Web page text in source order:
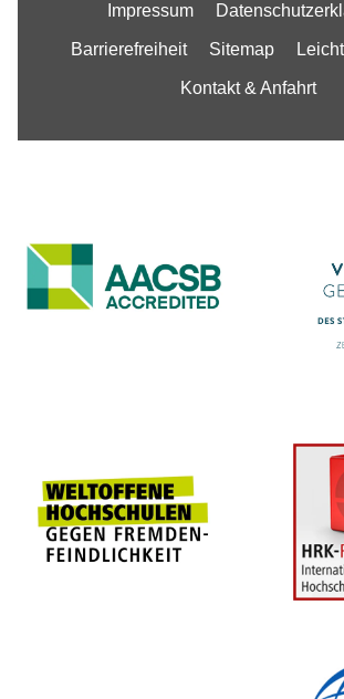
Impressum
Barrierefreiheit Sitemap
Kontakt & Anfahrt